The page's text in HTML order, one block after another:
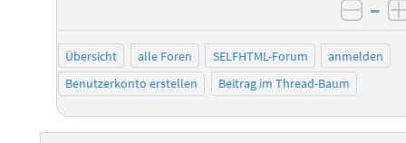
–
Übersicht alle Foren SELFHTML-Forum
anmelden
Benutzerkonto erstellen
Beitrag im Thread-Baum